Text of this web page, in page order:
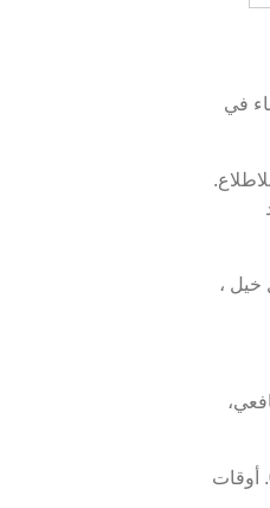
في 11:55، العصر في 15:40، المغرب في 18:47، والعشاء في
في كوال خيل ،
موعد غروب الشمس في كوال خيل ، المعروف أيضًا بوقت الإفطار، هو 18:47، ووقت الفجر، الذي يمثل نهاية وقت الإمساك في كوال خيل ، هو 03:18. أوقات